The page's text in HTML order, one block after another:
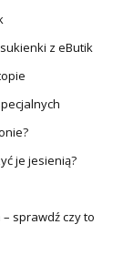
z eButik
je jesienią?
sprawdź czy to